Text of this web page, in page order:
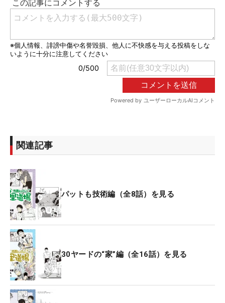
関連記事
パットも技術編（全8話）を見る
30ヤードの“家”編（全16話）を見る